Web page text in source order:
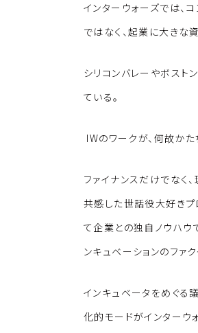
インターウォーズでは、
ではなく、起業に大きな
シリコンバレーやボスト
ている。
IWのワークが、何故かた
ファイナンスだけでなく
共感した世話役大好きプ
て企業との独自ノウハウ
ンキュベーションのファ
インキュベータをめぐる
化的モードがインターウ